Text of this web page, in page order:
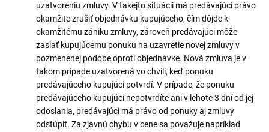
uzatvoreniu zmluvy. V takejto situácii má predávajúci právo
okamžite zrušiť objednávku kupujúceho, čím dôjde k
okamžitému zániku zmluvy, zároveň predávajúci môže
zaslať kupujúcemu ponuku na uzavretie novej zmluvy v
pozmenenej podobe oproti objednávke. Nová zmluva je v
takom prípade uzatvorená vo chvíli, keď ponuku
predávajúceho kupujúci potvrdí. V prípade, že ponuku
predávajúceho kupujúci nepotvrdíte ani v lehote 3 dní od jej
odoslania, predávajúci má právo od ponuky aj zmluvy
odstúpiť. Za zjavnú chybu v cene sa považuje napríklad